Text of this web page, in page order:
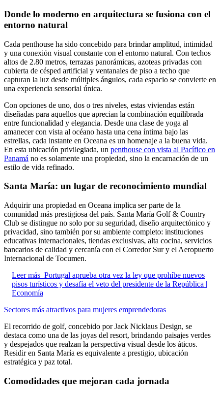
Donde lo moderno en arquitectura se fusiona con el
entorno natural
Cada penthouse ha sido concebido para brindar amplitud, intimidad
y una conexión visual constante con el entorno natural. Con techos
altos de 2.80 metros, terrazas panorámicas, azoteas privadas con
cubierta de césped artificial y ventanales de piso a techo que
capturan la luz desde múltiples ángulos, cada espacio se convierte en
una experiencia sensorial única.
Con opciones de uno, dos o tres niveles, estas viviendas están
diseñadas para aquellos que aprecian la combinación equilibrada
entre funcionalidad y elegancia. Desde una clase de yoga al
amanecer con vista al océano hasta una cena íntima bajo las
estrellas, cada instante en Oceana es un homenaje a la buena vida.
En esta ubicación privilegiada, un penthouse con vista al Pacífico en
Panamá no es solamente una propiedad, sino la encarnación de un
estilo de vida refinado.
Santa María: un lugar de reconocimiento mundial
Adquirir una propiedad en Oceana implica ser parte de la
comunidad más prestigiosa del país. Santa María Golf & Country
Club se distingue no solo por su seguridad, diseño arquitectónico y
privacidad, sino también por su ambiente completo: instituciones
educativas internacionales, tiendas exclusivas, alta cocina, servicios
bancarios de calidad y cercanía con el Corredor Sur y el Aeropuerto
Internacional de Tocumen.
Leer más Portugal aprueba otra vez la ley que prohíbe nuevos
pisos turísticos y desafía el veto del presidente de la República |
Economía
Sectores más atractivos para mujeres emprendedoras
El recorrido de golf, concebido por Jack Nicklaus Design, se
destaca como una de las joyas del resort, brindando paisajes verdes
y despejados que realzan la perspectiva visual desde los áticos.
Residir en Santa María es equivalente a prestigio, ubicación
estratégica y paz total.
Comodidades que mejoran cada jornada